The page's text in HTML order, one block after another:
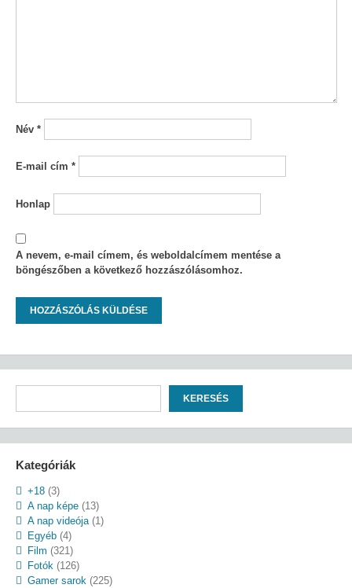
Név *
E-mail cím *
Honlap
A nevem, e-mail címem, és weboldalcímem mentése a
böngészőben a következő hozzászólásomhoz.
KERESÉS
Kategóriák
+18(3)
A nap képe(13)
A nap videója(1)
Egyéb(4)
Film (321)
Fotók(126)
Gamer sarok(225)